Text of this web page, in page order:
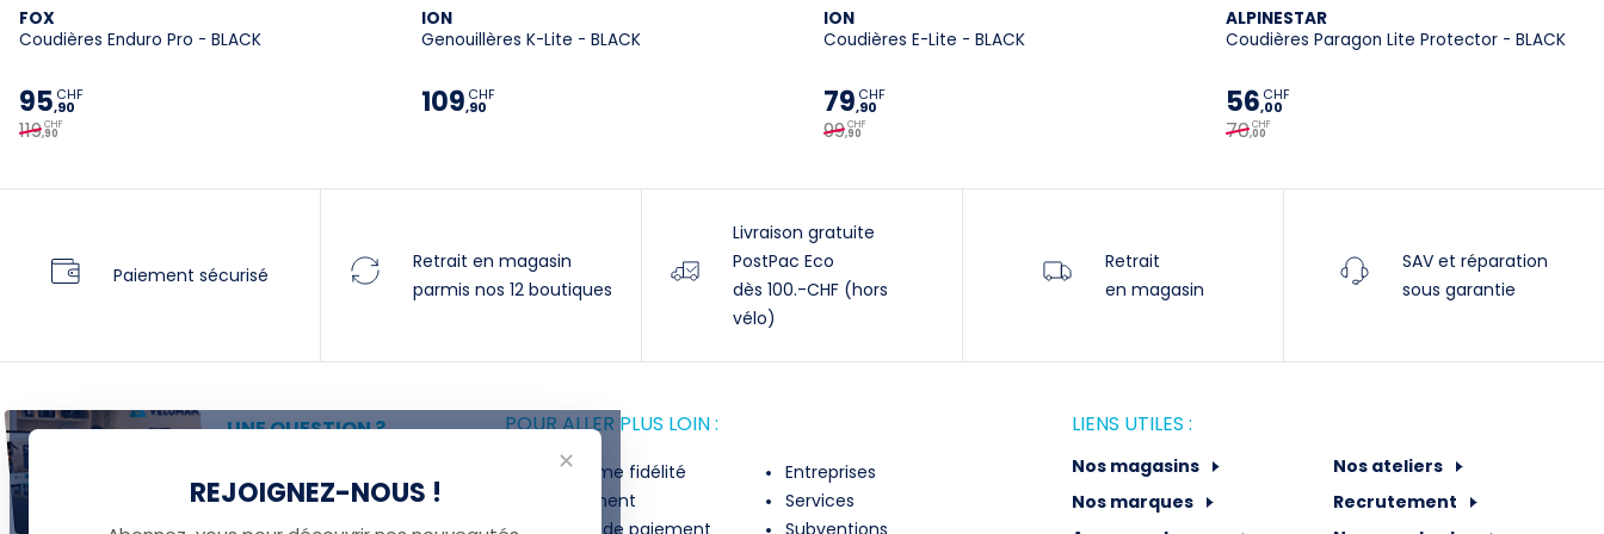
Usage
-
FOX
Coudières Enduro Pro - BLACK
95,90
CHF
119,90
CHF
ION
Genouillères K-Lite - BLACK
109,90
CHF
ION
Coudières E-Lite - BLACK
79,90
CHF
99,90
CHF
ALPINESTAR
Coudières Paragon Lite Protector - BLACK
56,00
CHF
70,00
CHF
Paiement sécurisé
Retrait en magasin
parmis nos 12 boutiques
Livraison gratuite
PostPac Eco
dès 100.-CHF (hors
vélo)
Retrait
en magasin
SAV et réparation
sous garantie
UNE QUESTION ?
Thomas est là pour vous !
POUR ALLER PLUS LOIN :
Programme fidélité
Entreprises
Financement
Services
Flexibilité de paiement
Subventions
LIENS UTILES :
Nos magasins
Nos ateliers
Nos marques
Recrutement
✕
REJOIGNEZ-NOUS !